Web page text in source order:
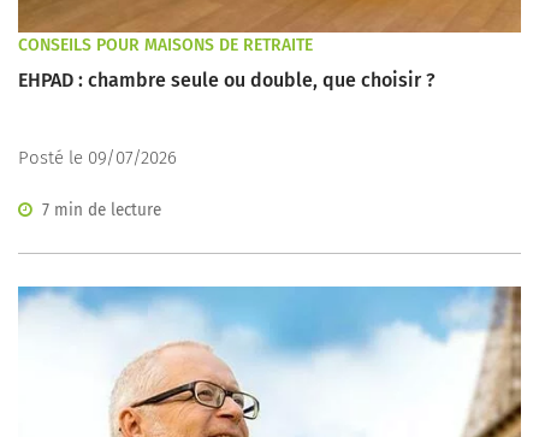
CONSEILS POUR MAISONS DE RETRAITE
EHPAD : chambre seule ou double, que choisir ?
Posté le 09/07/2026
7 min de lecture